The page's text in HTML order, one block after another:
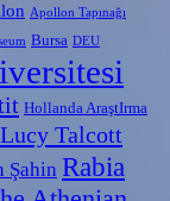
Apollon Tapınağı
Bursa DEU
Hollanda AraştIrma
Lucy Talcott
Şahin Rabia